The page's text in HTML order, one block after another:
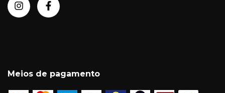
Meios de pagamento